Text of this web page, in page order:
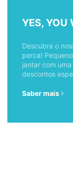
YES,
Descubra o
perca!
jantar com
descontos
Saber mais